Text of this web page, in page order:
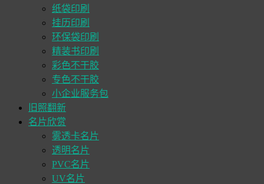
纸袋印刷
挂历印刷
环保袋印刷
精装书印刷
彩色不干胶
专色不干胶
小企业服务包
旧照翻新
名片欣赏
雾透卡名片
透明名片
PVC名片
UV名片